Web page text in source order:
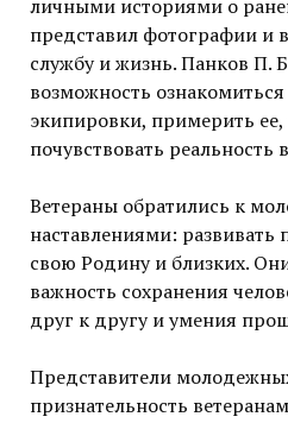
личными историями о
представил фотографии и
службу и жизнь. Панков П.
возможность
экипировки, примерить ее,
почувствовать
Ветераны обратились к
наставлениями: развивать
свою Родину и близких.
важность сохранения
друг к другу и умения
Представители
признательность